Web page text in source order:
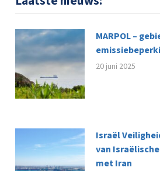
MARPOL –
20 juni 2025
Israël
van
met Iran